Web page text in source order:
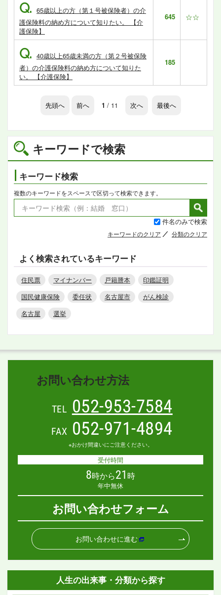
キーワードで検索
キーワード検索
複数のキーワードをスペースで区切って検索できます。
件名のみで検索
キーワードのクリア 分類のクリア
よく検索されているキーワード
住民票 マイナンバー 戸籍謄本
印鑑証明
国民健康保険
委任状 名古屋市
がん検診
名古屋
選挙
Q. 65歳以上の方（第１号被保険者）の介
護保険料の納め方について知りたい。 【介
護保険】
645 ☆☆
Q. 40歳以上65歳未満の方（第２号被保険
者）の介護保険料の納め方について知りた
い。 【介護保険】
185
先頭へ 前へ 1 / 11 次へ 最後へ
お問い合わせ方法
TEL 052-953-7584
FAX 052-971-4894
※おかけ間違いにご注意ください。
受付時間
8時から21 時
年中無休
お問い合わせフォーム
お問い合わせに進む
人生の出来事・分類から探す